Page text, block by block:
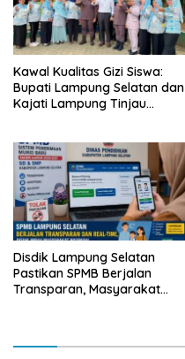
Kawal Kualitas Gizi Siswa:
Bupati Lampung Selatan dan
Kajati Lampung Tinjau
Disdik Lampung Selatan
Pastikan SPMB Berjalan
Transparan, Masyarakat